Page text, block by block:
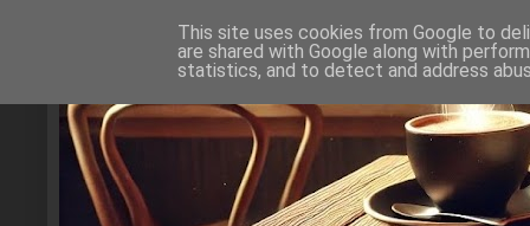
This site uses cookies from Google to
are shared with Google along with
statistics, and to detect and address